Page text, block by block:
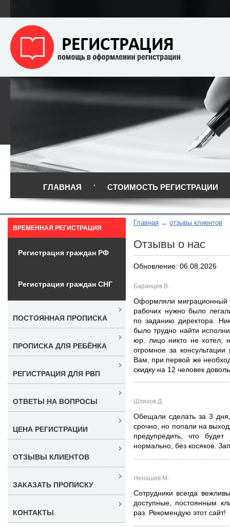
ГЛАВНАЯ СТОИМОСТЬ РЕГИСТРАЦИИ
Главная отзывы клиентов
Отзывы о нас
Обновление: 06.08.2026
Баранцев В.
Оформляли миграционный
рабочих нужно было
по заданию директора.
было трудно найти
юр. лицо никто не хотел,
огромное за
Вам, при первой же
скидку на 12 человек
Шляхов Д.
Обещали сделать за 3
срочно, но попали на
предупредить, что
нормально, без косяков.
Ненашев М.
Сотрудники всегда
доступные, постоянным
раз. Рекомендую этот сайт!
ВРЕМЕННАЯ РЕГИСТРАЦИЯ
Регистрация граждан РФ
Регистрация граждан СНГ
ПОСТОЯННАЯ ПРОПИСКА
ПРОПИСКА ДЛЯ РЕБЁНКА
РЕГИСТРАЦИЯ ДЛЯ РВП
ОТВЕТЫ НА ВОПРОСЫ
ЦЕНА РЕГИСТРАЦИИ
ОТЗЫВЫ КЛИЕНТОВ
ЗАКАЗАТЬ ПРОПИСКУ
КОНТАКТЫ